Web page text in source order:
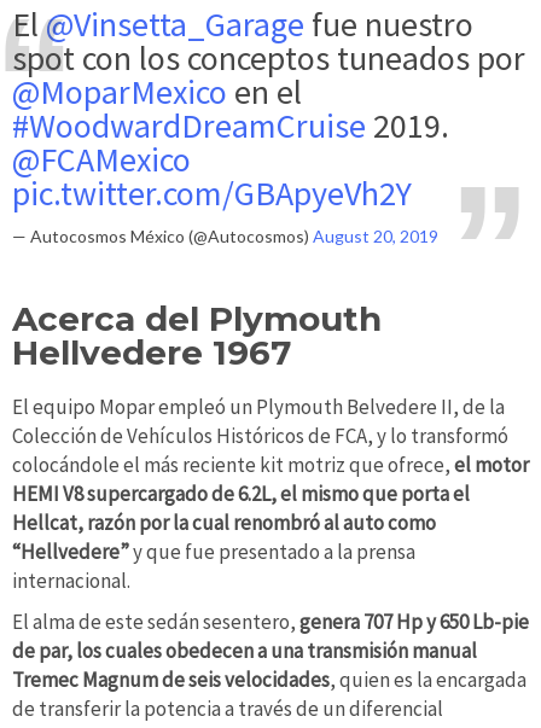
El@Vinsetta_Garage fue nuestro
spot con los conceptos tuneados por
@MoparMexico en el
#WoodwardDreamCruise 2019.
@FCAMexico
pic.twitter.com/GBApyeVh2Y
— Autocosmos México (@Autocosmos) August 20, 2019
Acerca del Plymouth
Hellvedere 1967
El equipo Mopar empleó un Plymouth Belvedere II, de la
Colección de Vehículos Históricos de FCA, y lo transformó
colocándole el más reciente kit motriz que ofrece,el motor
HEMI V8 supercargado de 6.2L, el mismo que porta el
Hellcat, razón por la cual renombró al auto como
“Hellvedere”y que fue presentado a la prensa
internacional.
El alma de este sedán sesentero,genera 707 Hp y 650 Lb-pie
de par, los cuales obedecen a una transmisión manual
Tremec Magnum de seis velocidades, quien es la encargada
de transferir la potencia a través de un diferencial